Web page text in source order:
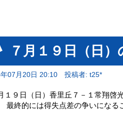
７月１９日（日）
07月20日 20:10 投稿者: t25*
１９日（日）香里丘７－１常翔
最終的には得失点差の争いになる